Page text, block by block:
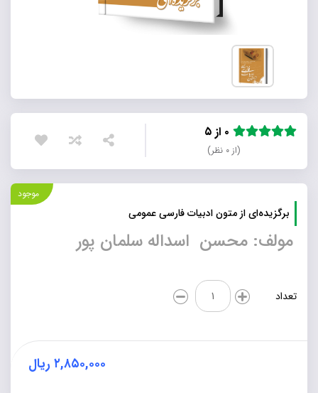
(از ۰ نظر)
موجود
برگزیده‌ای از متون ادبیات فارسی عمومی
مولف: محسن اسداله سلمان پور
تعداد
برگزیده‌ای
از
متون
فارسی
۲,۸۵۰,۰۰۰ ریال